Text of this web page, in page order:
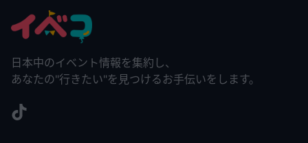
日本中のイベント情報を集約し、
あなたの"行きたい"を見つけるお手伝いをします。